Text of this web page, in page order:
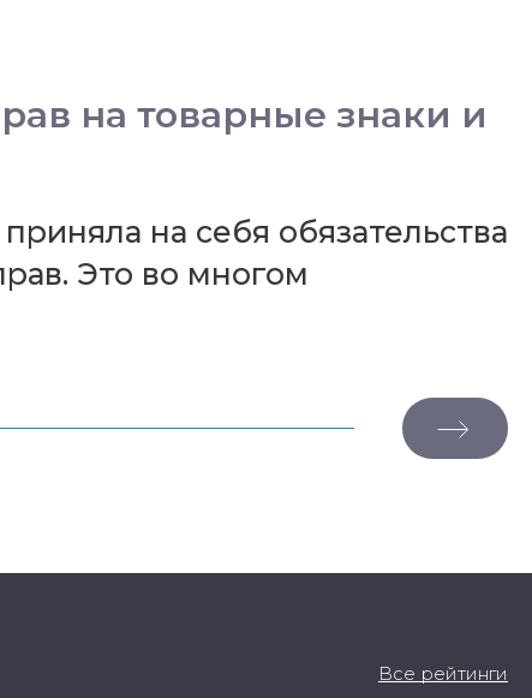
на товарные знаки и
на себя обязательства
Это во многом
Все рейтинги